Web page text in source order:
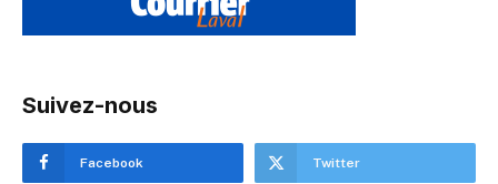
Suivez-nous
Facebook Twitter